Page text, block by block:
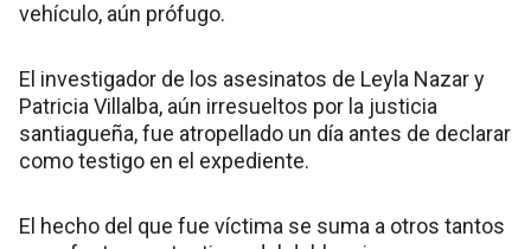
vehículo, aún prófugo.
El investigador de los asesinatos de Leyla Nazar y
Patricia Villalba, aún irresueltos por la justicia
santiagueña, fue atropellado un día antes de declarar
como testigo en el expediente.
El hecho del que fue víctima se suma a otros tantos